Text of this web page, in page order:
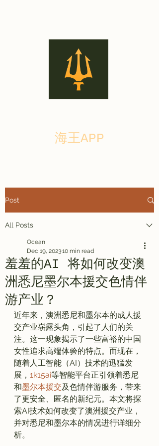
海王APP
Post
All Posts
羞羞的AI 将如何改变澳
洲悉尼墨尔本援交色情伴
游产业？
Ocean
Dec 19, 202310 min read
近年来，澳洲悉尼和墨尔本的成人援
交产业崭露头角，引起了人们的关
注。这一现象揭示了一些富裕的中国
女性追求高端体验的特点。而现在，
随着人工智能（AI）技术的迅猛发
展， 1k15ai等智能平台正引领着悉尼
和墨尔本援交及色情伴游服务，带来
了更安全、匿名的新纪元。本文将探
索AI技术如何改变了澳洲援交产业，
并对悉尼和墨尔本的情况进行详细分